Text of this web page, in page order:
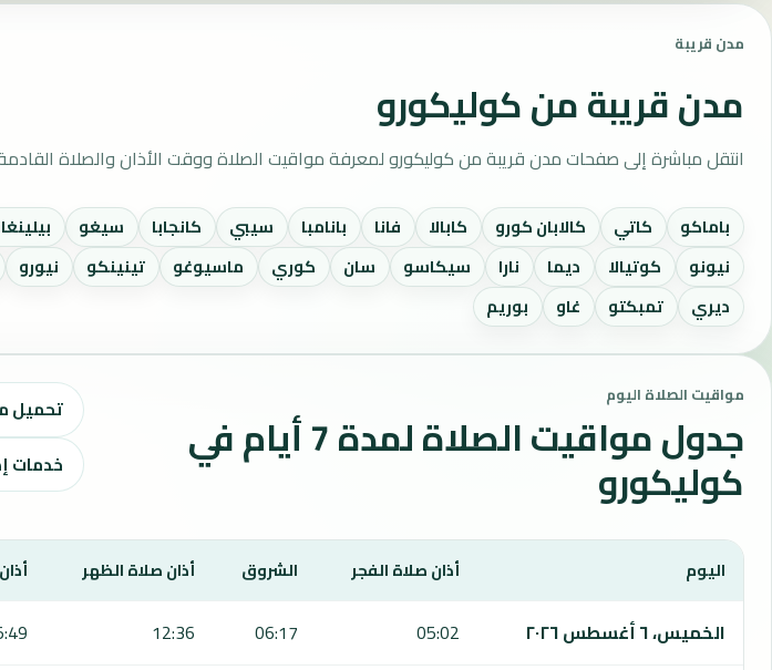
مدن قريبة
مدن قريبة من كوليكورو
انتقل مباشرة إلى صفحات مدن قريبة من كوليكورو لمعرفة مواقيت الصلاة ووقت الأذان والصلاة
باماكو كاتي كالابان كورو كابالا فانا بانامبا سيبي كانجابا سيغو
نيونو
كوتيالا ديما نارا سيكاسو سان كوري ماسيوغو تينينكو نيورو
ديري
تمبكتو غاو بوريم
مواقيت الصلاة اليوم
جدول مواقيت الصلاة لمدة 7 أيام في
كوليكورو
تحميل
خدمات
يعرض هذا الجدول مواقيت الصلاة لمدة 7 أيام في كوليكورو، بما يشمل الفجر والشروق والظهر والعصر والمغرب والعشاء.
اليوم أذان صلاة الفجر الشروق أذان صلاة الظهر
الخميس، ٦ أغسطس ٢٠٢٦ 05:02
06:17
12:36